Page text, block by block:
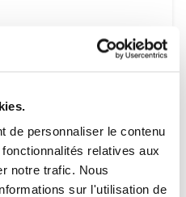
de personnaliser le contenu
relatives aux
notre trafic. Nous
sur l'utilisation de